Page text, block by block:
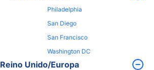
Philadelphia
San Diego
San Francisco
Washington DC
Reino Unido/Europa